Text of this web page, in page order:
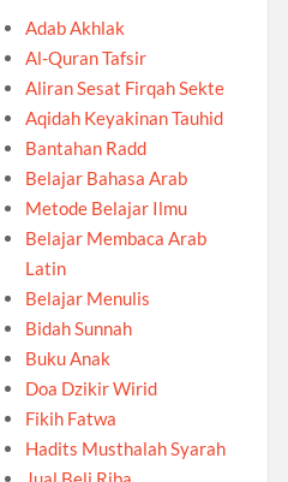
Adab Akhlak
Al-Quran Tafsir
Aliran Sesat Firqah Sekte
Aqidah Keyakinan Tauhid
Bantahan Radd
Belajar Bahasa Arab
Metode Belajar Ilmu
Belajar Membaca Arab
Latin
Belajar Menulis
Bidah Sunnah
Buku Anak
Doa Dzikir Wirid
Fikih Fatwa
Hadits Musthalah Syarah